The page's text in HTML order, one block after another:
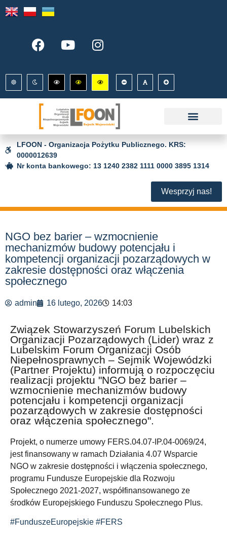
LFOON - Organizacja Pożytku Publicznego. KRS:
0000012639
Nr konta bankowego: 13 1240 2382 1111 0000 3895 1314
Wesprzyj nas!
NGO bez barier – wzmocnienie
mechanizmów budowy potencjału i
kompetencji organizacji pozarządowych w
zakresie dostępności oraz włączenia
społecznego
admin 16 lutego, 2026 14:03
Związek Stowarzyszeń Forum Lubelskich
Organizacji Pozarządowych (Lider) wraz z
Lubelskim Forum Organizacji Osób
Niepełnosprawnych – Sejmik Wojewódzki
(Partner Projektu) informują o rozpoczęciu
realizacji projektu "NGO bez barier –
wzmocnienie mechanizmów budowy
potencjału i kompetencji organizacji
pozarządowych w zakresie dostępności
oraz włączenia społecznego".
Projekt, o numerze umowy FERS.04.07-IP.04-0069/24,
jest finansowany w ramach Działania 4.07 Wsparcie
NGO w zakresie dostępności i włączenia społecznego,
programu Fundusze Europejskie dla Rozwoju
Społecznego 2021-2027, współfinansowanego ze
środków Europejskiego Funduszu Społecznego Plus.
#FunduszeEuropejskie #FERS